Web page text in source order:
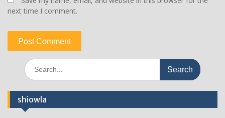
next time I comment.
Search
for:
shiowla